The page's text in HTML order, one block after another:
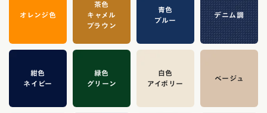
オレンジ色
茶色
キャメル
ブラウン
青色
ブルー
デニム調
紺色
ネイビー
緑色
グリーン
白色
アイボリー
ベージュ